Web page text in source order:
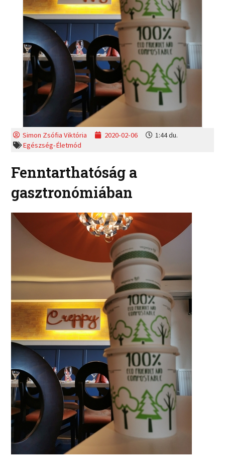
Simon Zsófia Viktória 2020-02-06
1:44 du.
Egészség-Életmód
Fenntarthatóság a
gasztronómiában